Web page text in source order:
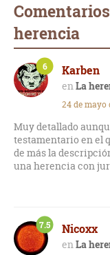
herencia
Karben
La
6
24 de mayo
Muy detallado
testamentario en el
de más la
una herencia con
Nicoxx
La
7.5